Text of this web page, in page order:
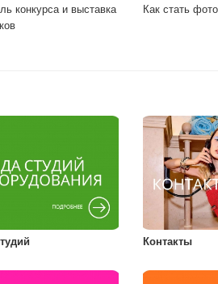
конкурса и выставка
Как стать
Контакты